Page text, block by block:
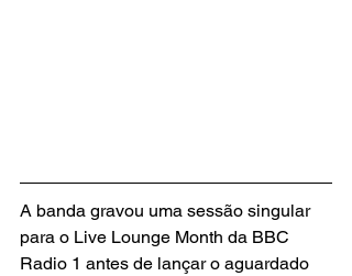
A banda gravou uma sessão singular
para o Live Lounge Month da BBC
Radio 1 antes de lançar o aguardado